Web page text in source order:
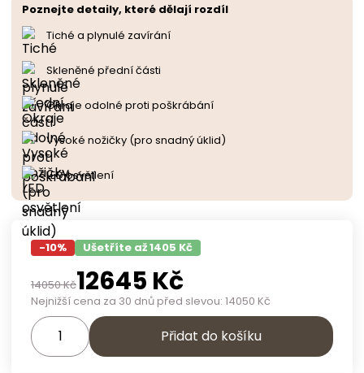
Poznejte detaily, které dělají rozdíl
Tiché a plynulé zavírání
Skleněné přední části
Okraje odolné proti poškrábání
Vysoké nožičky (pro snadný úklid)
LED osvětlení
-10% Ušetříte až 1405 Kč
14050Kč12645 Kč
Nejnižší cena za 30 dnů před slevou: 14050 Kč
Přidat do košíku